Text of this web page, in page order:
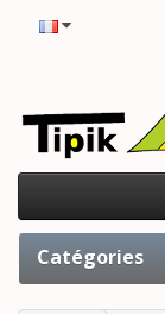
Catégories